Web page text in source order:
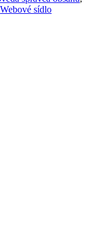
Webové sídlo